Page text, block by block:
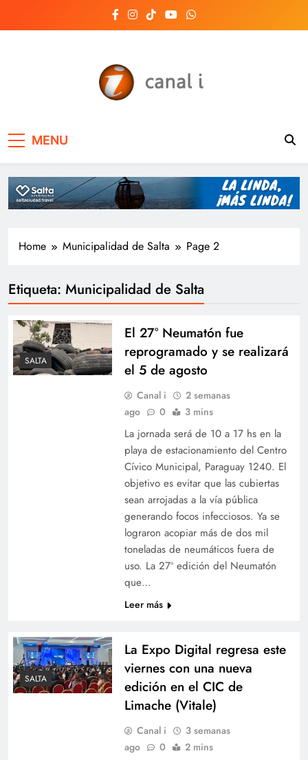
Salta, Argentina y el
mundo, las 24 horas
del día
MENU
Home Municipalidad de Salta Page 2
Etiqueta: Municipalidad de Salta
SALTA
El 27° Neumatón fue
reprogramado y se realizará
el 5 de agosto
Canal i
2 semanas
ago
0 3 mins
La jornada será de 10 a 17 hs en la
playa de estacionamiento del Centro
Cívico Municipal, Paraguay 1240. El
objetivo es evitar que las cubiertas
sean arrojadas a la vía pública
generando focos infecciosos. Ya se
lograron acopiar más de dos mil
toneladas de neumáticos fuera de
uso. La 27º edición del Neumatón
que…
Leer más
SALTA
La Expo Digital regresa este
viernes con una nueva
edición en el CIC de
Limache (Vitale)
Canal i
3 semanas
ago
0 2 mins